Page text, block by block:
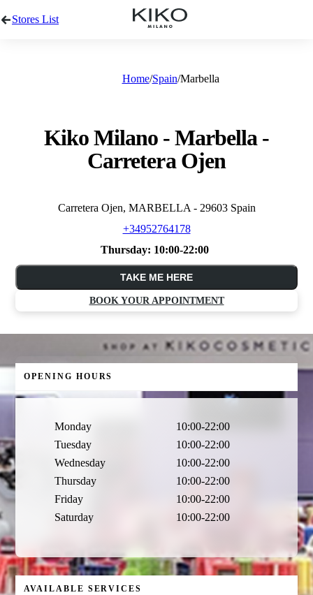
Stores List
Home Spain Marbella
Kiko Milano - Marbella -
Carretera Ojen
Carretera Ojen, MARBELLA - 29603 Spain
+34952764178
Thursday: 10:00-22:00
TAKE ME HERE
BOOK YOUR APPOINTMENT
OPENING HOURS
Monday
10:00-22:00
Tuesday
10:00-22:00
Wednesday
10:00-22:00
Thursday
10:00-22:00
Friday
10:00-22:00
Saturday
10:00-22:00
AVAILABLE SERVICES